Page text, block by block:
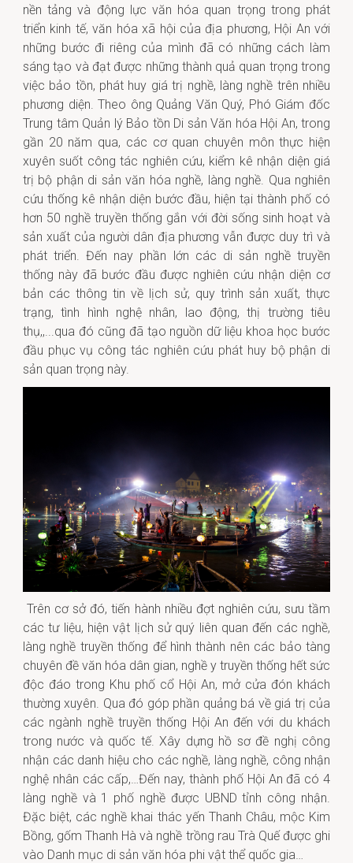
nền tảng và động lực văn hóa quan trọng trong phát
triển kinh tế, văn hóa xã hội của địa phương, Hội An với
những bước đi riêng của mình đã có những cách làm
sáng tạo và đạt được những thành quả quan trọng trong
việc bảo tồn, phát huy giá trị nghề, làng nghề trên nhiều
phương diện. Theo ông Quảng Văn Quý, Phó Giám đốc
Trung tâm Quản lý Bảo tồn Di sản Văn hóa Hội An, trong
gần 20 năm qua, các cơ quan chuyên môn thực hiện
xuyên suốt công tác nghiên cứu, kiểm kê nhận diện giá
trị bộ phận di sản văn hóa nghề, làng nghề. Qua nghiên
cứu thống kê nhận diện bước đầu, hiện tại thành phố có
hơn 50 nghề truyền thống gắn với đời sống sinh hoạt và
sản xuất của người dân địa phương vẫn được duy trì và
phát triển. Đến nay phần lớn các di sản nghề truyền
thống này đã bước đầu được nghiên cứu nhận diện cơ
bản các thông tin về lịch sử, quy trình sản xuất, thực
trạng, tình hình nghệ nhân, lao động, thị trường tiêu
thụ,,...qua đó cũng đã tạo nguồn dữ liệu khoa học bước
đầu phục vụ công tác nghiên cứu phát huy bộ phận di
sản quan trọng này.
Trên cơ sở đó, tiến hành nhiều đợt nghiên cứu, sưu tầm
các tư liệu, hiện vật lịch sử quý liên quan đến các nghề,
làng nghề truyền thống để hình thành nên các bảo tàng
chuyên đề văn hóa dân gian, nghề y truyền thống hết sức
độc đáo trong Khu phố cổ Hội An, mở cửa đón khách
thường xuyên. Qua đó góp phần quảng bá về giá trị của
các ngành nghề truyền thống Hội An đến với du khách
trong nước và quốc tế. Xây dựng hồ sơ đề nghị công
nhận các danh hiệu cho các nghề, làng nghề, công nhận
nghệ nhân các cấp,…Đến nay, thành phố Hội An đã có 4
làng nghề và 1 phố nghề được UBND tỉnh công nhận.
Đặc biệt, các nghề khai thác yến Thanh Châu, mộc Kim
Bồng, gốm Thanh Hà và nghề trồng rau Trà Quế được ghi
vào Danh mục di sản văn hóa phi vật thể quốc gia…